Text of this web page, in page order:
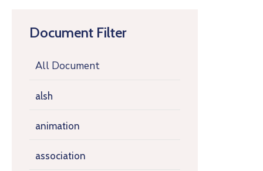
Document Filter
All Document
alsh
animation
association